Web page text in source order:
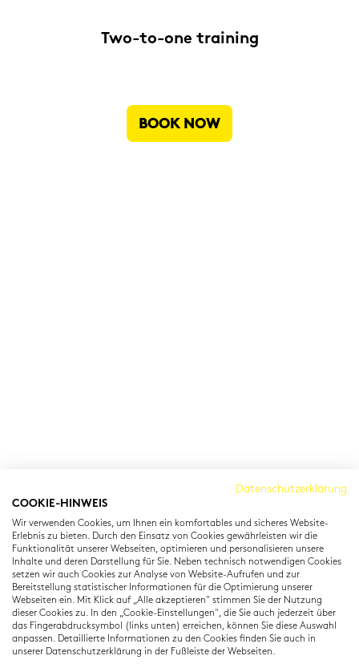
Two-​to-one trai­ning
BOOK NOW
80333 München
T: +49 (0) 89 22 11 15
info@cambridgeinstitut.de
www.cambridgeinstitut.de
Datenschutzerklärung
COOKIE-HINWEIS
Wir verwenden Cookies, um Ihnen ein komfortables und sicheres Website-
Erlebnis zu bieten. Durch den Einsatz von Cookies gewährleisten wir die
Funktionalität unserer Webseiten, optimieren und personalisieren unsere
Inhalte und deren Darstellung für Sie. Neben technisch notwendigen Cookies
setzen wir auch Cookies zur Analyse von Website-Aufrufen und zur
Bereitstellung statistischer Informationen für die Optimierung unserer
Webseiten ein. Mit Klick auf „Alle akzeptieren" stimmen Sie der Nutzung
dieser Cookies zu. In den „Cookie-Einstellungen", die Sie auch jederzeit über
das Fingerabdrucksymbol (links unten) erreichen, können Sie diese Auswahl
anpassen. Detaillierte Informationen zu den Cookies finden Sie auch in
unserer Datenschutzerklärung in der Fußleiste der Webseiten.